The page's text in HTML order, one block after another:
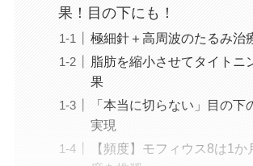
果！目の下にも！
極細針＋高周波のたるみ治
脂肪を縮小させてタイトニ
果
「本当に切らない」目の下
実現
【頻度】モフィウス8は1